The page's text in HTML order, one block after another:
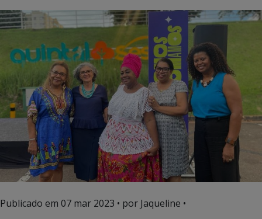
Publicado em 07 mar 2023 • por Jaqueline •